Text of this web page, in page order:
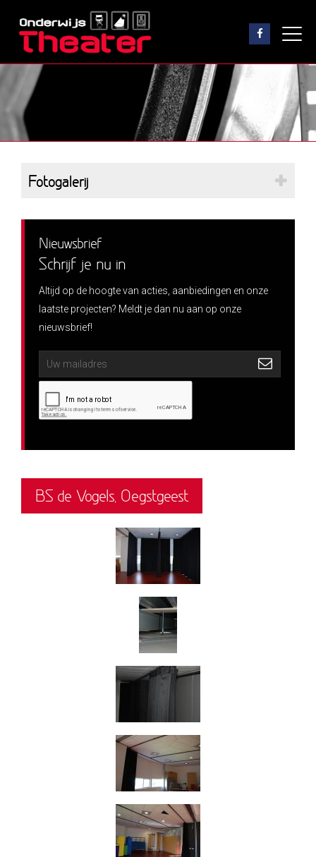
Fotogalerij
Nieuwsbrief
Schrijf je nu in
Altijd op de hoogte van acties, aanbiedingen en onze
laatste projecten? Meldt je dan nu aan op onze
nieuwsbrief!
BS de Vogels, Oegstgeest